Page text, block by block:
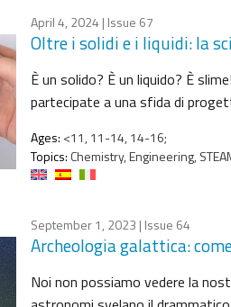
April 4, 2024 | Issue 67
Oltre i solidi e i liquidi: la
È un solido? È un liquido? È
partecipate a una sfida di
Ages: <11, 11-14, 14-16;
Topics: Chemistry, Engineering,
September 1, 2023 | Issue 64
Archeologia galattica:
Noi non possiamo vedere la